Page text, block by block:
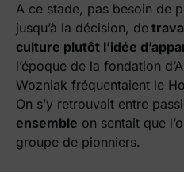
A ce stade, pas besoin de
jusqu’à la décision, de
culture plutôt l’idée
l’époque de la fondation
Wozniak fréquentaient le
On s’y retrouvait entre
ensemble on sentait que
groupe de pionniers.